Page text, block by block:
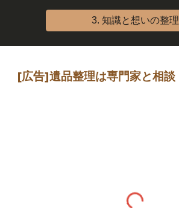
3. 知識と想いの整理
[広告]遺品整理は専門家と相談